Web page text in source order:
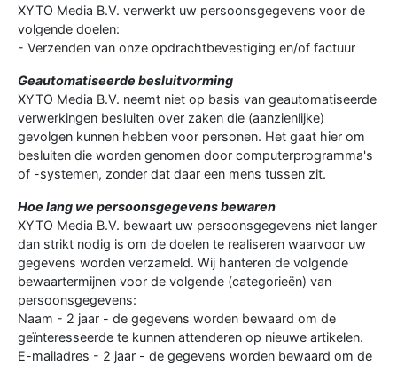
XYTO Media B.V. verwerkt uw persoonsgegevens voor de
volgende doelen:
- Verzenden van onze opdrachtbevestiging en/of factuur
Geautomatiseerde besluitvorming
XYTO Media B.V. neemt niet op basis van geautomatiseerde
verwerkingen besluiten over zaken die (aanzienlijke)
gevolgen kunnen hebben voor personen. Het gaat hier om
besluiten die worden genomen door computerprogramma's
of -systemen, zonder dat daar een mens tussen zit.
Hoe lang we persoonsgegevens bewaren
XYTO Media B.V. bewaart uw persoonsgegevens niet langer
dan strikt nodig is om de doelen te realiseren waarvoor uw
gegevens worden verzameld. Wij hanteren de volgende
bewaartermijnen voor de volgende (categorieën) van
persoonsgegevens:
Naam - 2 jaar - de gegevens worden bewaard om de
geïnteresseerde te kunnen attenderen op nieuwe artikelen.
E-mailadres - 2 jaar - de gegevens worden bewaard om de